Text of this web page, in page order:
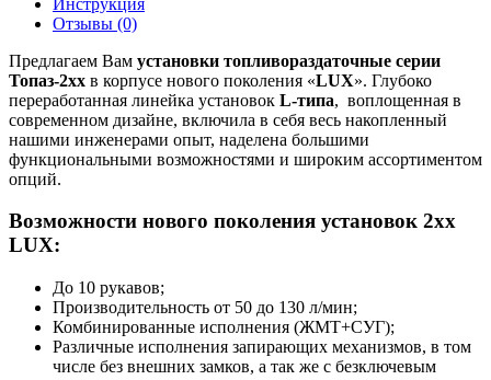
Отзывы (0)
Предлагаем Вам установки топливораздаточные серии
Топаз-2хх в корпусе нового поколения «LUX». Глубоко
переработанная линейка установок L-типа, воплощенная в
современном дизайне, включила в себя весь накопленный
нашими инженерами опыт, наделена большими
функциональными возможностями и широким ассортиментом
опций.
Возможности нового поколения установок 2хх
LUX:
До 10 рукавов;
Производительность от 50 до 130 л/мин;
Комбинированные исполнения (ЖМТ+СУГ);
Различные исполнения запирающих механизмов, в том
числе без внешних замков, а так же с безключевым